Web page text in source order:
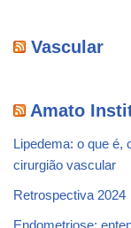
Vascular
Amato
Lipedema: o que é,
cirurgião vascular
Retrospectiva 2024